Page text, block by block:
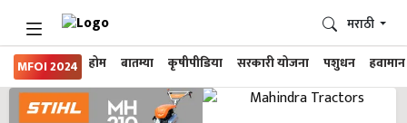
MFOI 2024 होम बातम्या कृषीपीडिया सरकारी योजना पशुधन हवामान
मराठी